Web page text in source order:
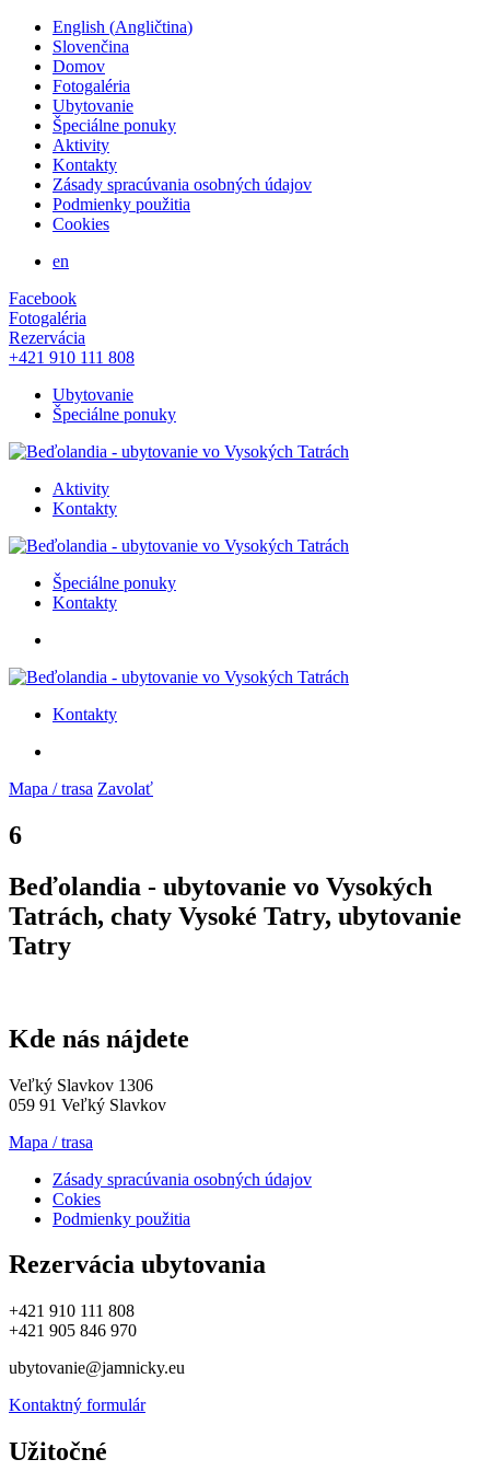
English (Angličtina)
Slovenčina
Domov
Fotogaléria
Ubytovanie
Špeciálne ponuky
Aktivity
Kontakty
Zásady spracúvania osobných údajov
Podmienky použitia
Cookies
en
Facebook
Fotogaléria
Rezervácia
+421 910 111 808
Ubytovanie
Špeciálne ponuky
Aktivity
Kontakty
Špeciálne ponuky
Kontakty
Kontakty
Mapa / trasa Zavolať
6
Beďolandia - ubytovanie vo Vysokých
Tatrách, chaty Vysoké Tatry, ubytovanie
Tatry
Kde nás nájdete
Veľký Slavkov 1306
059 91 Veľký Slavkov
Mapa / trasa
Zásady spracúvania osobných údajov
Cokies
Podmienky použitia
Rezervácia ubytovania
+421 910 111 808
+421 905 846 970
ubytovanie@jamnicky.eu
Kontaktný formulár
Užitočné